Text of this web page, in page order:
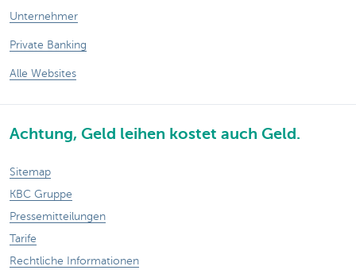
Unternehmer
Private Banking
Alle Websites
Achtung, Geld leihen kostet auch Geld.
Sitemap
KBC Gruppe
Pressemitteilungen
Tarife
Rechtliche Informationen